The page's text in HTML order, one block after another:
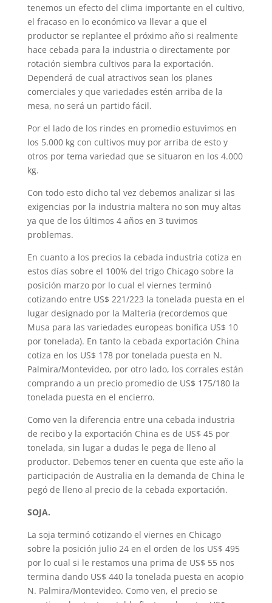
tenemos un efecto del clima importante en el cultivo,
el fracaso en lo económico va llevar a que el
productor se replantee el próximo año si realmente
hace cebada para la industria o directamente por
rotación siembra cultivos para la exportación.
Dependerá de cual atractivos sean los planes
comerciales y que variedades estén arriba de la
mesa, no será un partido fácil.
Por el lado de los rindes en promedio estuvimos en
los 5.000 kg con cultivos muy por arriba de esto y
otros por tema variedad que se situaron en los 4.000
kg.
Con todo esto dicho tal vez debemos analizar si las
exigencias por la industria maltera no son muy altas
ya que de los últimos 4 años en 3 tuvimos
problemas.
En cuanto a los precios la cebada industria cotiza en
estos días sobre el 100% del trigo Chicago sobre la
posición marzo por lo cual el viernes terminó
cotizando entre US$ 221/223 la tonelada puesta en el
lugar designado por la Malteria (recordemos que
Musa para las variedades europeas bonifica US$ 10
por tonelada). En tanto la cebada exportación China
cotiza en los US$ 178 por tonelada puesta en N.
Palmira/Montevideo, por otro lado, los corrales están
comprando a un precio promedio de US$ 175/180 la
tonelada puesta en el encierro.
Como ven la diferencia entre una cebada industria
de recibo y la exportación China es de US$ 45 por
tonelada, sin lugar a dudas le pega de lleno al
productor. Debemos tener en cuenta que este año la
participación de Australia en la demanda de China le
pegó de lleno al precio de la cebada exportación.
SOJA.
La soja terminó cotizando el viernes en Chicago
sobre la posición julio 24 en el orden de los US$ 495
por lo cual si le restamos una prima de US$ 55 nos
termina dando US$ 440 la tonelada puesta en acopio
N. Palmira/Montevideo. Como ven, el precio se